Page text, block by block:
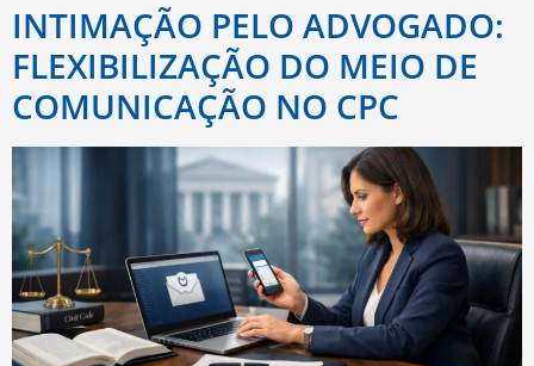
INTIMAÇÃO PELO ADVOGADO:
FLEXIBILIZAÇÃO DO MEIO DE
COMUNICAÇÃO NO CPC